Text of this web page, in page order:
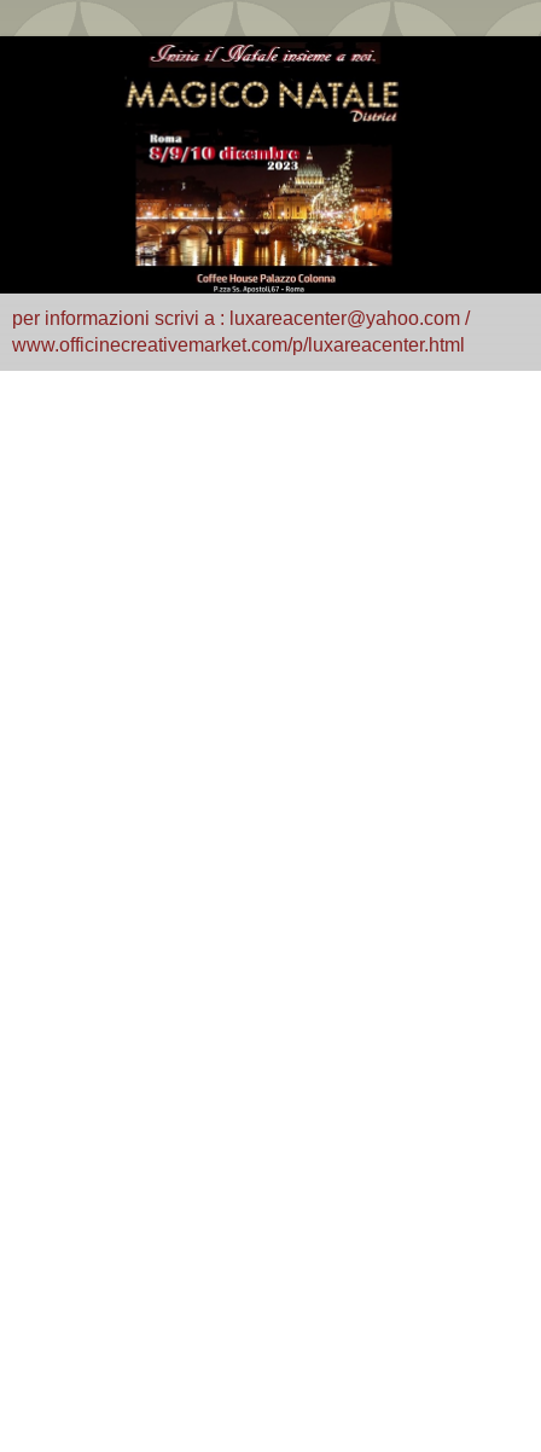
per informazioni scrivi a : luxareacenter@yahoo.com /
www.officinecreativemarket.com/p/luxareacenter.html